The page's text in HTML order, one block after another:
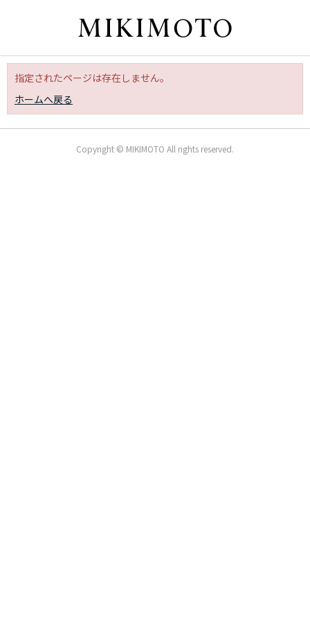
指定されたページは存在しません。
ホームへ戻る
Copyright © MIKIMOTO All rights reserved.